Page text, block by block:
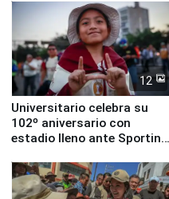
12
Universitario celebra su
102º aniversario con
estadio lleno ante Sporting